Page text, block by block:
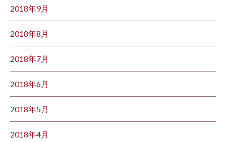
2018年9月
2018年8月
2018年7月
2018年6月
2018年5月
2018年4月